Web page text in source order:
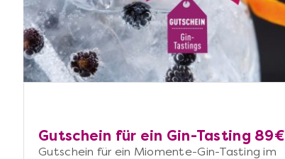
Gutschein für ein Gin-Tasting 89€
Gutschein für ein Miomente-Gin-Tasting im